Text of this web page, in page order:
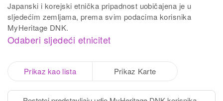
Japanski i korejski etnička pripadnost uobičajena je u
sljedećim zemljama, prema svim podacima korisnika
MyHeritage DNK.
Odaberi sljedeći etnicitet
Prikaz kao lista Prikaz Karte